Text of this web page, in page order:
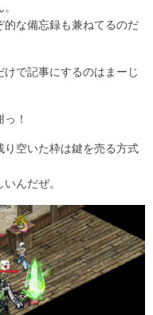
的な備忘録も兼ねてるのだ
で記事にするのはまーじ
！
空いた枠は鍵を売る方式
んだぜ。